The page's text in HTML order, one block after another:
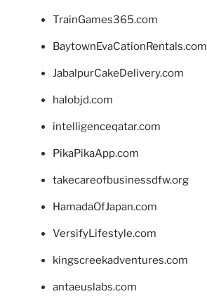
TrainGames365.com
BaytownEvaCationRentals.com
JabalpurCakeDelivery.com
halobjd.com
intelligenceqatar.com
PikaPikaApp.com
takecareofbusinessdfw.org
HamadaOfJapan.com
VersifyLifestyle.com
kingscreekadventures.com
antaeuslabs.com